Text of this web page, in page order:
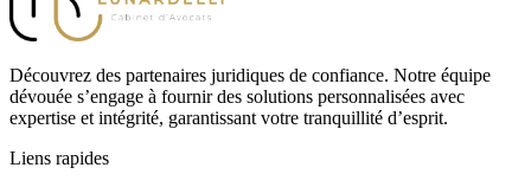
Découvrez des partenaires juridiques de confiance. Notre équipe
dévouée s’engage à fournir des solutions personnalisées avec
expertise et intégrité, garantissant votre tranquillité d’esprit.
Liens rapides